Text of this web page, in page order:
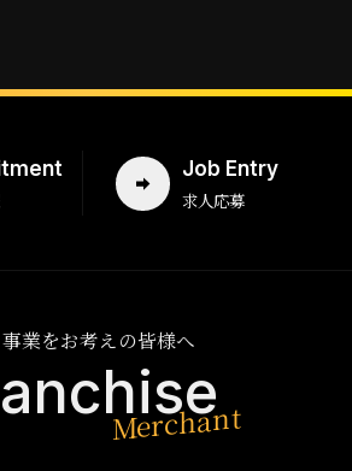
Job Entry
求人応募
業をお考えの皆様へ